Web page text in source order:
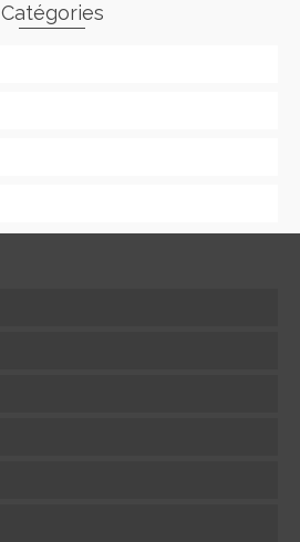
Catégories